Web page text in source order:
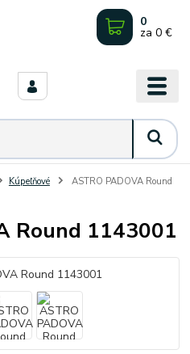
0
za 0 €
Kúpeľňové
ASTRO PADOVA Round
Round 1143001